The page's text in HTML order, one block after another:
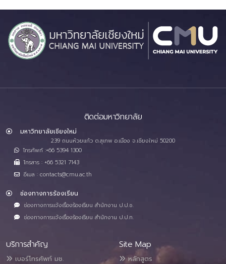
ติดต่อมหาวิทยาลัย
มหาวิทยาลัยเชียงใหม่
239 ถนนห้วยแก้ว ต.สุเทพ อ.เมือง จ.เชียงใหม่ 50200
โทรศัพท์ :+66 5394 1300
โทรสาร : +66 5321 7143
อีเมล : contacts@cmu.ac.th
ช่องทางการร้องเรียน
ช่องทางการแจ้งเรื่องร้องเรียน สำนักงาน ป.ป.ช.
ช่องทางการแจ้งเรื่องร้องเรียน สำนักงาน ป.ป.ท.
บริการสำคัญ
เบอร์โทรศัพท์ มช.
Site Map
หลักสูตร